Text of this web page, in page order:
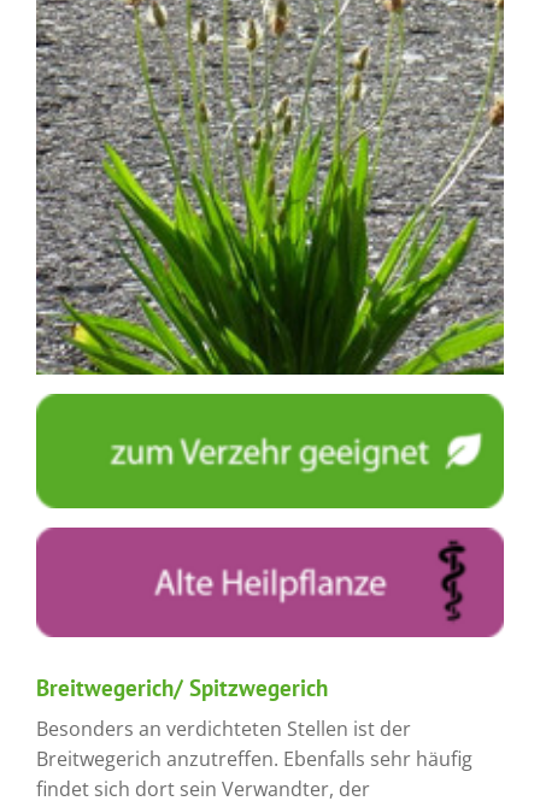
Breitwegerich/ Spitzwegerich
Besonders an verdichteten Stellen ist der
Breitwegerich anzutreffen. Ebenfalls sehr häufig
findet sich dort sein Verwandter, der